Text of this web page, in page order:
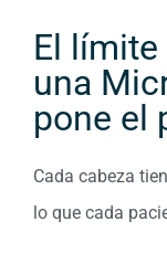
El
una
pone el
Cada cabeza
lo que cada